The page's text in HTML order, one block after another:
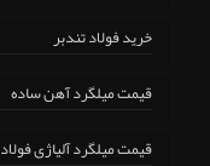
خرید فولاد تندبر
قیمت میلگرد آهن ساده
قیمت میلگرد آلیاژی فولاد MO40